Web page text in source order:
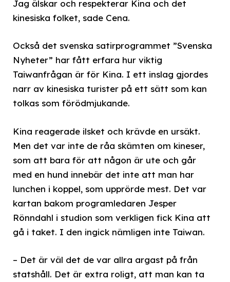
Jag älskar och respekterar Kina och det
kinesiska folket, sade Cena.
Också det svenska satirprogrammet ”Svenska
Nyheter” har fått erfara hur viktig
Taiwanfrågan är för Kina. I ett inslag gjordes
narr av kinesiska turister på ett sätt som kan
tolkas som förödmjukande.
Kina reagerade ilsket och krävde en ursäkt.
Men det var inte de råa skämten om kineser,
som att bara för att någon är ute och går
med en hund innebär det inte att man har
lunchen i koppel, som upprörde mest. Det var
kartan bakom programledaren Jesper
Rönndahl i studion som verkligen fick Kina att
gå i taket. I den ingick nämligen inte Taiwan.
– Det är väl det de var allra argast på från
statshåll. Det är extra roligt, att man kan ta